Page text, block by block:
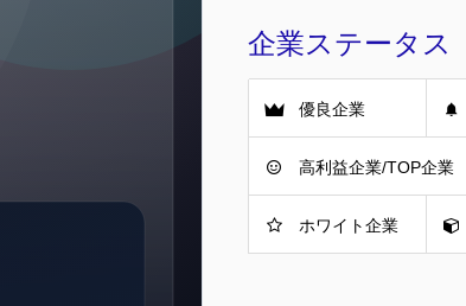
企業ステータス
優良企業
高利益企業/TOP企業
ホワイト企業